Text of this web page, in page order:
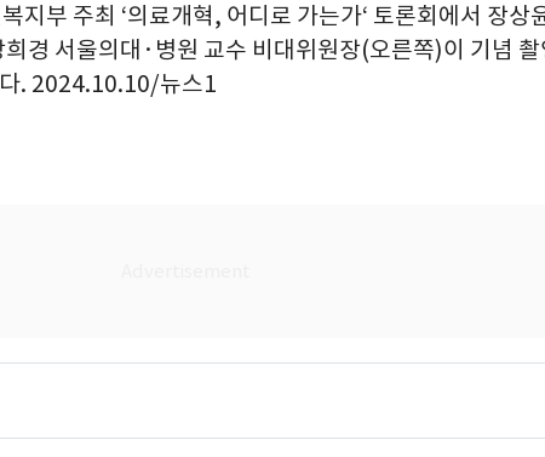
지부 주최 ‘의료개혁, 어디로 가는가‘ 토론회에서 장상
경 서울의대·병원 교수 비대위원장(오른쪽)이 기념 촬
. 2024.10.10/뉴스1